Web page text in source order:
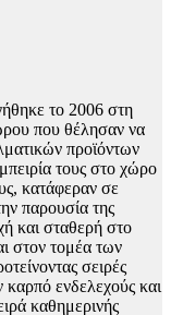
το 2006 στη
που θέλησαν να
προϊόντων
τους στο χώρο
κατάφεραν σε
παρουσία της
και σταθερή στο
στον τομέα των
σειρές
καρπό ενδελεχούς και
καθημερινής